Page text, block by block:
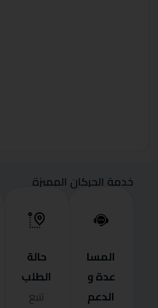
خدمة الحركان المميزة
المسا
عدة و
الدعم
حالة
الطلب
تتبع